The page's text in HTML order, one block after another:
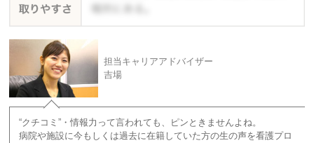
担当キャリアアドバイザー
吉場
“クチコミ”・情報力って言われても、ピンときませんよね。
病院や施設に今もしくは過去に在籍していた方の生の声を看護プロ